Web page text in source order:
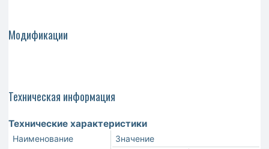
Модификации
Техническая информация
Технические характеристики
Наименование
Значение